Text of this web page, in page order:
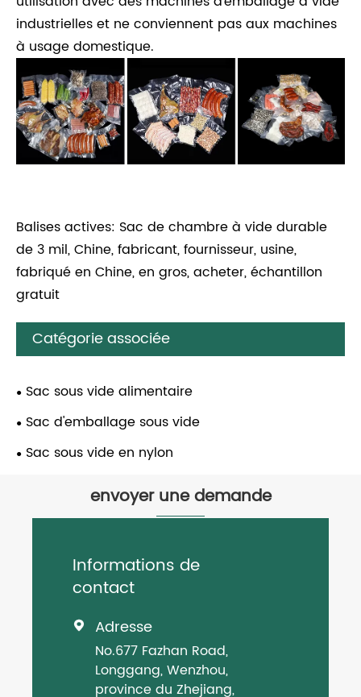
industrielles et ne conviennent pas aux machines
à usage domestique.
Balises actives: Sac de chambre à vide durable
de 3 mil, Chine, fabricant, fournisseur, usine,
fabriqué en Chine, en gros, acheter, échantillon
gratuit
Catégorie associée
Sac sous vide alimentaire
Sac d'emballage sous vide
Sac sous vide en nylon
envoyer une demande
Informations de
contact
 Adresse
No.677 Fazhan Road,
Longgang, Wenzhou,
province du Zhejiang,